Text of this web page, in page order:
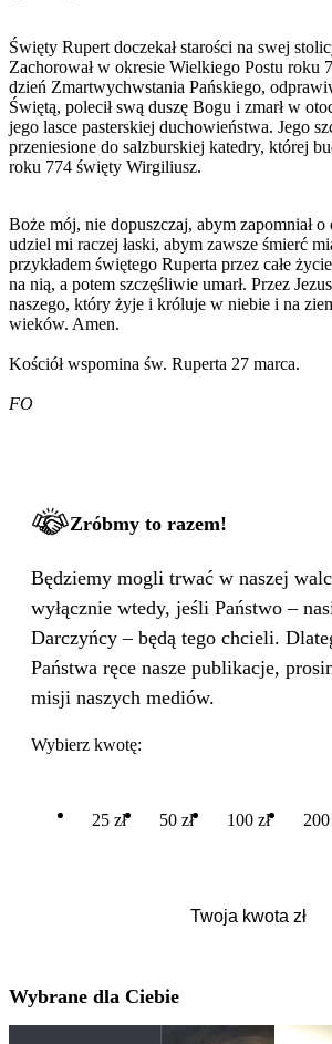
Święty Rupert doczekał starości na swej
Zachorował w okresie Wielkiego Postu roku
dzień Zmartwychwstania Pańskiego,
Świętą, polecił swą duszę Bogu i zmarł w
jego lasce pasterskiej duchowieństwa. Jego
przeniesione do salzburskiej katedry, której
roku 774 święty Wirgiliusz.
Boże mój, nie dopuszczaj, abym zapomniał o
udziel mi raczej łaski, abym zawsze śmierć
przykładem świętego Ruperta przez całe
na nią, a potem szczęśliwie umarł. Przez
naszego, który żyje i króluje w niebie i na
wieków. Amen.
Kościół wspomina św. Ruperta 27 marca.
FO
Zróbmy to razem!
Będziemy mogli trwać w naszej
wyłącznie wtedy, jeśli Państwo –
Darczyńcy – będą tego chcieli.
Państwa ręce nasze publikacje,
misji naszych mediów.
Wybierz kwotę:
25 zł 50 zł 100 zł 200
Wybrane dla Ciebie